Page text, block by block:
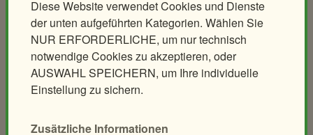
Diese Website verwendet Cookies und Dienste
der unten aufgeführten Kategorien. Wählen Sie
NUR ERFORDERLICHE, um nur technisch
notwendige Cookies zu akzeptieren, oder
AUSWAHL SPEICHERN, um Ihre individuelle
Einstellung zu sichern.
Zusätzliche Informationen
Tiere & Kulinarik
Exklusives Morgenerlebnis
Polarnacht
Safari Dinner
Ihr individuelles Event
Zoo für Kinder
Geburtstagspartys
Tierische Zooreise
Streichelzoo